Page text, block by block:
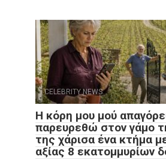
CELEBRITY NEWS
Η κόρη μου μού
παρευρεθώ στον γάμο
της χάρισα ένα κτήμα
αξίας 8 εκατομμυρίων